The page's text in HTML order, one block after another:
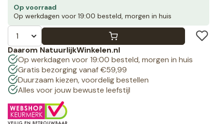
Op voorraad
Op werkdagen voor 19:00 besteld, morgen in huis
Daarom NatuurlijkWinkelen.nl
Op werkdagen voor 19:00 besteld, morgen in huis
Gratis bezorging vanaf €59,99
Duurzaam kiezen, voordelig bestellen
Alles voor jouw bewuste leefstijl